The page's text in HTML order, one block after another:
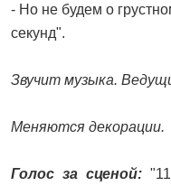
- Но не будем о
секунд".
Звучит музыка.
Меняются декорации.
Голос за сценой: